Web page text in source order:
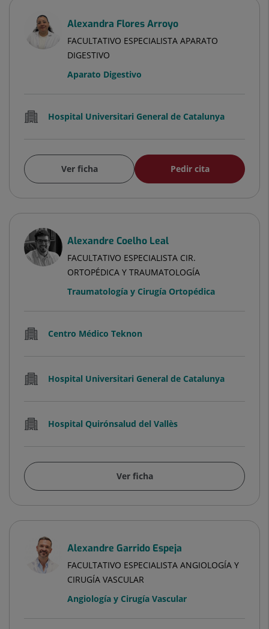
Alexandra Flores Arroyo
FACULTATIVO ESPECIALISTA APARATO
DIGESTIVO
Aparato Digestivo
Hospital Universitari General de Catalunya
Ver ficha Pedir cita
Alexandre Coelho Leal
FACULTATIVO ESPECIALISTA CIR.
ORTOPÉDICA Y TRAUMATOLOGÍA
Traumatología y Cirugía Ortopédica
Centro Médico Teknon
Hospital Universitari General de Catalunya
Hospital Quirónsalud del Vallès
Ver ficha
Alexandre Garrido Espeja
FACULTATIVO ESPECIALISTA ANGIOLOGÍA Y
CIRUGÍA VASCULAR
Angiología y Cirugía Vascular